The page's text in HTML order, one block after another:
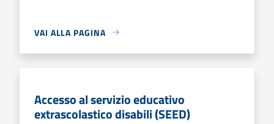
VAI ALLA PAGINA
Accesso al servizio educativo
extrascolastico disabili (SEED)